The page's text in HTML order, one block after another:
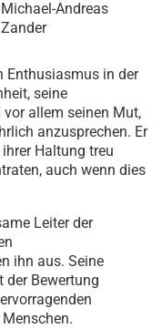
Michael-Andreas
Zander
Enthusiasmus in der
seine
allem seinen Mut,
anzusprechen. Er
Haltung treu
auch wenn dies
Leiter der
ihn aus. Seine
der Bewertung